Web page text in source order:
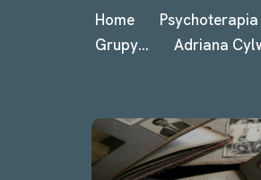
Home
Grupy…
Adriana